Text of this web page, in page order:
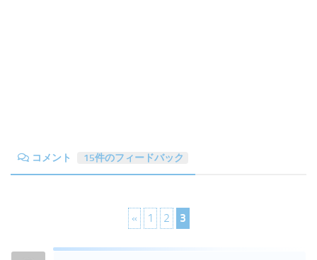
コメント 15件のフィードバック
« 1 2 3